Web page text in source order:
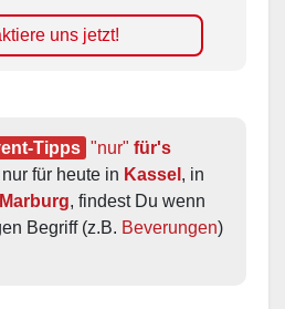
uns jetzt!
Tipps "nur" für's
für heute in Kassel
Marburg, findest Du wenn
Begriff (z.B. Beverungen)